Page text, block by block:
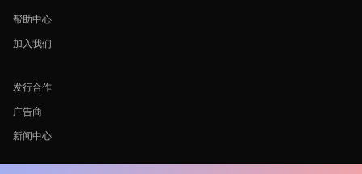
帮助中心
加入我们
发行合作
广告商
新闻中心